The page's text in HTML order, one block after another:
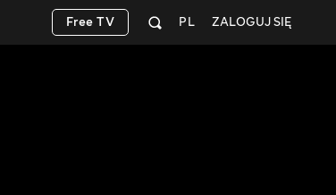
ZALOGUJ SIĘ
PL
Free TV